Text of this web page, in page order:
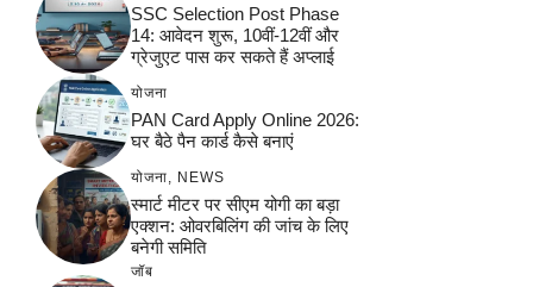
SSC Selection Post Phase
14: आवेदन शुरू, 10वीं-12वीं और
ग्रेजुएट पास कर सकते हैं अप्लाई
योजना
PAN Card Apply Online 2026:
घर बैठे पैन कार्ड कैसे बनाएं
योजना NEWS
स्मार्ट मीटर पर सीएम योगी का बड़ा
एक्शन: ओवरबिलिंग की जांच के लिए
बनेगी समिति
जॉब